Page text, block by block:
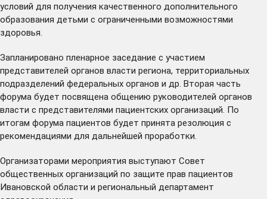
условий для получения качественного дополнительного
образования детьми с ограниченными возможностями
здоровья.
Запланировано пленарное заседание с участием
представителей органов власти региона, территориальных
подразделений федеральных органов и др. Вторая часть
форума будет посвящена общению руководителей органов
власти с представителями пациентских организаций. По
итогам форума пациентов будет принята резолюция с
рекомендациями для дальнейшей проработки.
Организаторами мероприятия выступают Совет
общественных организаций по защите прав пациентов
Ивановской области и региональный департамент